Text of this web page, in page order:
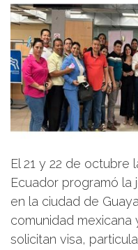
El 21 y 22 de octubre
Ecuador programó la
en la ciudad de
comunidad mexicana
solicitan visa,